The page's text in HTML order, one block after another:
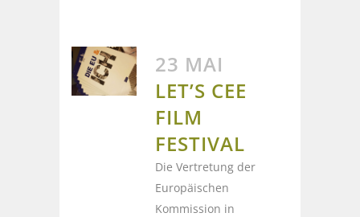
23 MAI
LET’S CEE
FILM
FESTIVAL
Die Vertretung der
Europäischen
Kommission in